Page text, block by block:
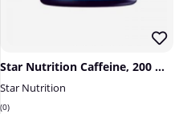
Star Nutrition Caffeine, 200 mg, 90 caps
Star Nutrition
0